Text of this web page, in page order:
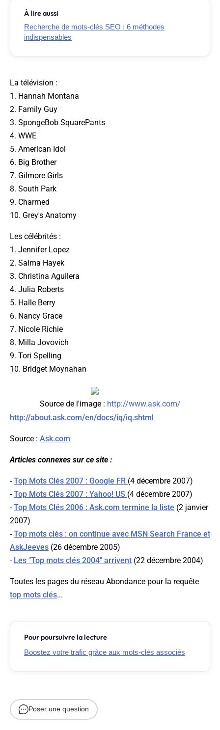
À lire aussi
Recherche de mots-clés SEO : 6 méthodes
indispensables
La télévision :
1. Hannah Montana
2. Family Guy
3. SpongeBob SquarePants
4. WWE
5. American Idol
6. Big Brother
7. Gilmore Girls
8. South Park
9. Charmed
10. Grey's Anatomy
Les célébrités :
1. Jennifer Lopez
2. Salma Hayek
3. Christina Aguilera
4. Julia Roberts
5. Halle Berry
6. Nancy Grace
7. Nicole Richie
8. Milla Jovovich
9. Tori Spelling
10. Bridget Moynahan
Source de l'image : http://www.ask.com/
http://about.ask.com/en/docs/iq/iq.shtml
Source : Ask.com
Articles connexes sur ce site :
-Top Mots Clés 2007 : Google FR (4 décembre 2007)
-Top Mots Clés 2007 : Yahoo! US (4 décembre 2007)
-Top Mots Clés 2006 : Ask.com termine la liste (2 janvier
2007)
-Top mots clés : on continue avec MSN Search France et
AskJeeves (26 décembre 2005)
- Les "Top mots clés 2004" arrivent (22 décembre 2004)
Toutes les pages du réseau Abondance pour la requête
top mots clés...
Pour poursuivre la lecture
Boostez votre trafic grâce aux mots-clés associés
Poser une question